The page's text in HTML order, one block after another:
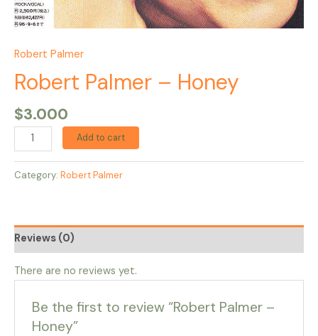
Robert Palmer
Robert Palmer – Honey
$3.000
Add to cart
Category: Robert Palmer
Reviews (0)
There are no reviews yet.
Be the first to review “Robert Palmer –
Honey”